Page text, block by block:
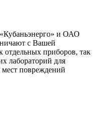
и ОАО
с Вашей
отдельных приборов, так
лабораторий для
повреждений